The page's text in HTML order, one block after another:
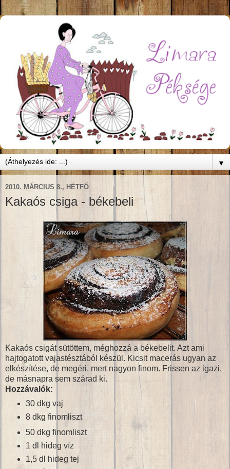
▼
2010. MÁRCIUS 8., HÉTFŐ
Kakaós csiga - békebeli
Kakaós csigát sütöttem, méghozzá a békebelit. Azt ami
hajtogatott vajastésztából készül. Kicsit macerás ugyan az
elkészítése, de megéri, mert nagyon finom. Frissen az igazi,
de másnapra sem szárad ki.
Hozzávalók:
30 dkg vaj
8 dkg finomliszt
50 dkg finomliszt
1 dl hideg víz
1,5 dl hideg tej